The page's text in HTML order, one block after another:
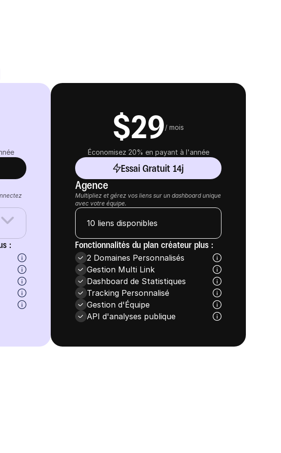
:
$29/ mois
Économisez 20% en payant à l'année
Essai Gratuit 14j
Agence
Multipliez et gérez vos liens sur un dashboard unique
avec votre équipe.
10 liens disponibles
Fonctionnalités du plan créateur plus :
2 Domaines Personnalisés
Gestion Multi Link
Dashboard de Statistiques
Tracking Personnalisé
Gestion d'Équipe
API d'analyses publique